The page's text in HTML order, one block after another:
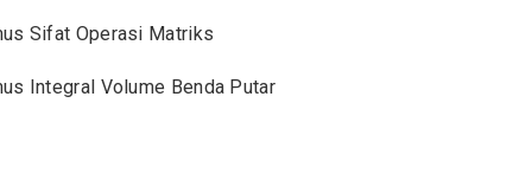
Sifat Operasi Matriks
Integral Volume Benda Putar